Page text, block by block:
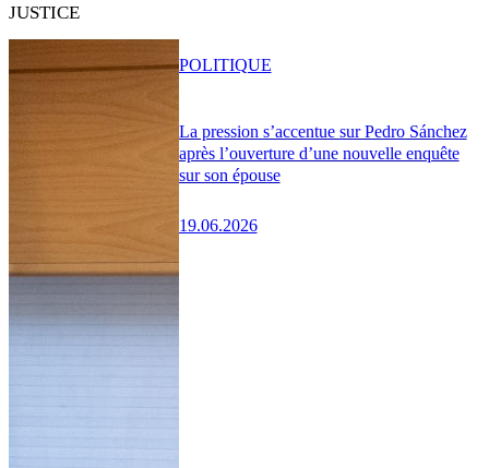
JUSTICE
La pression s’accentue sur Pedro Sánchez
après l’ouverture d’une nouvelle enquête
sur son épouse
19.06.2026
POLITIQUE